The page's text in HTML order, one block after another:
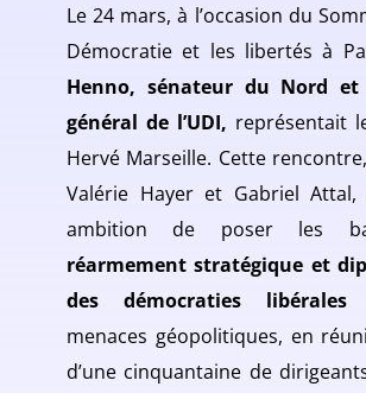
Le 24 mars, à l’occasion du
Démocratie et les libertés à
Henno, sénateur du Nord et
général de l’UDI, représentait
Hervé Marseille. Cette
Valérie Hayer et Gabriel
ambition de poser les
réarmement stratégique et
des démocraties libérales
menaces géopolitiques, en
d’une cinquantaine de